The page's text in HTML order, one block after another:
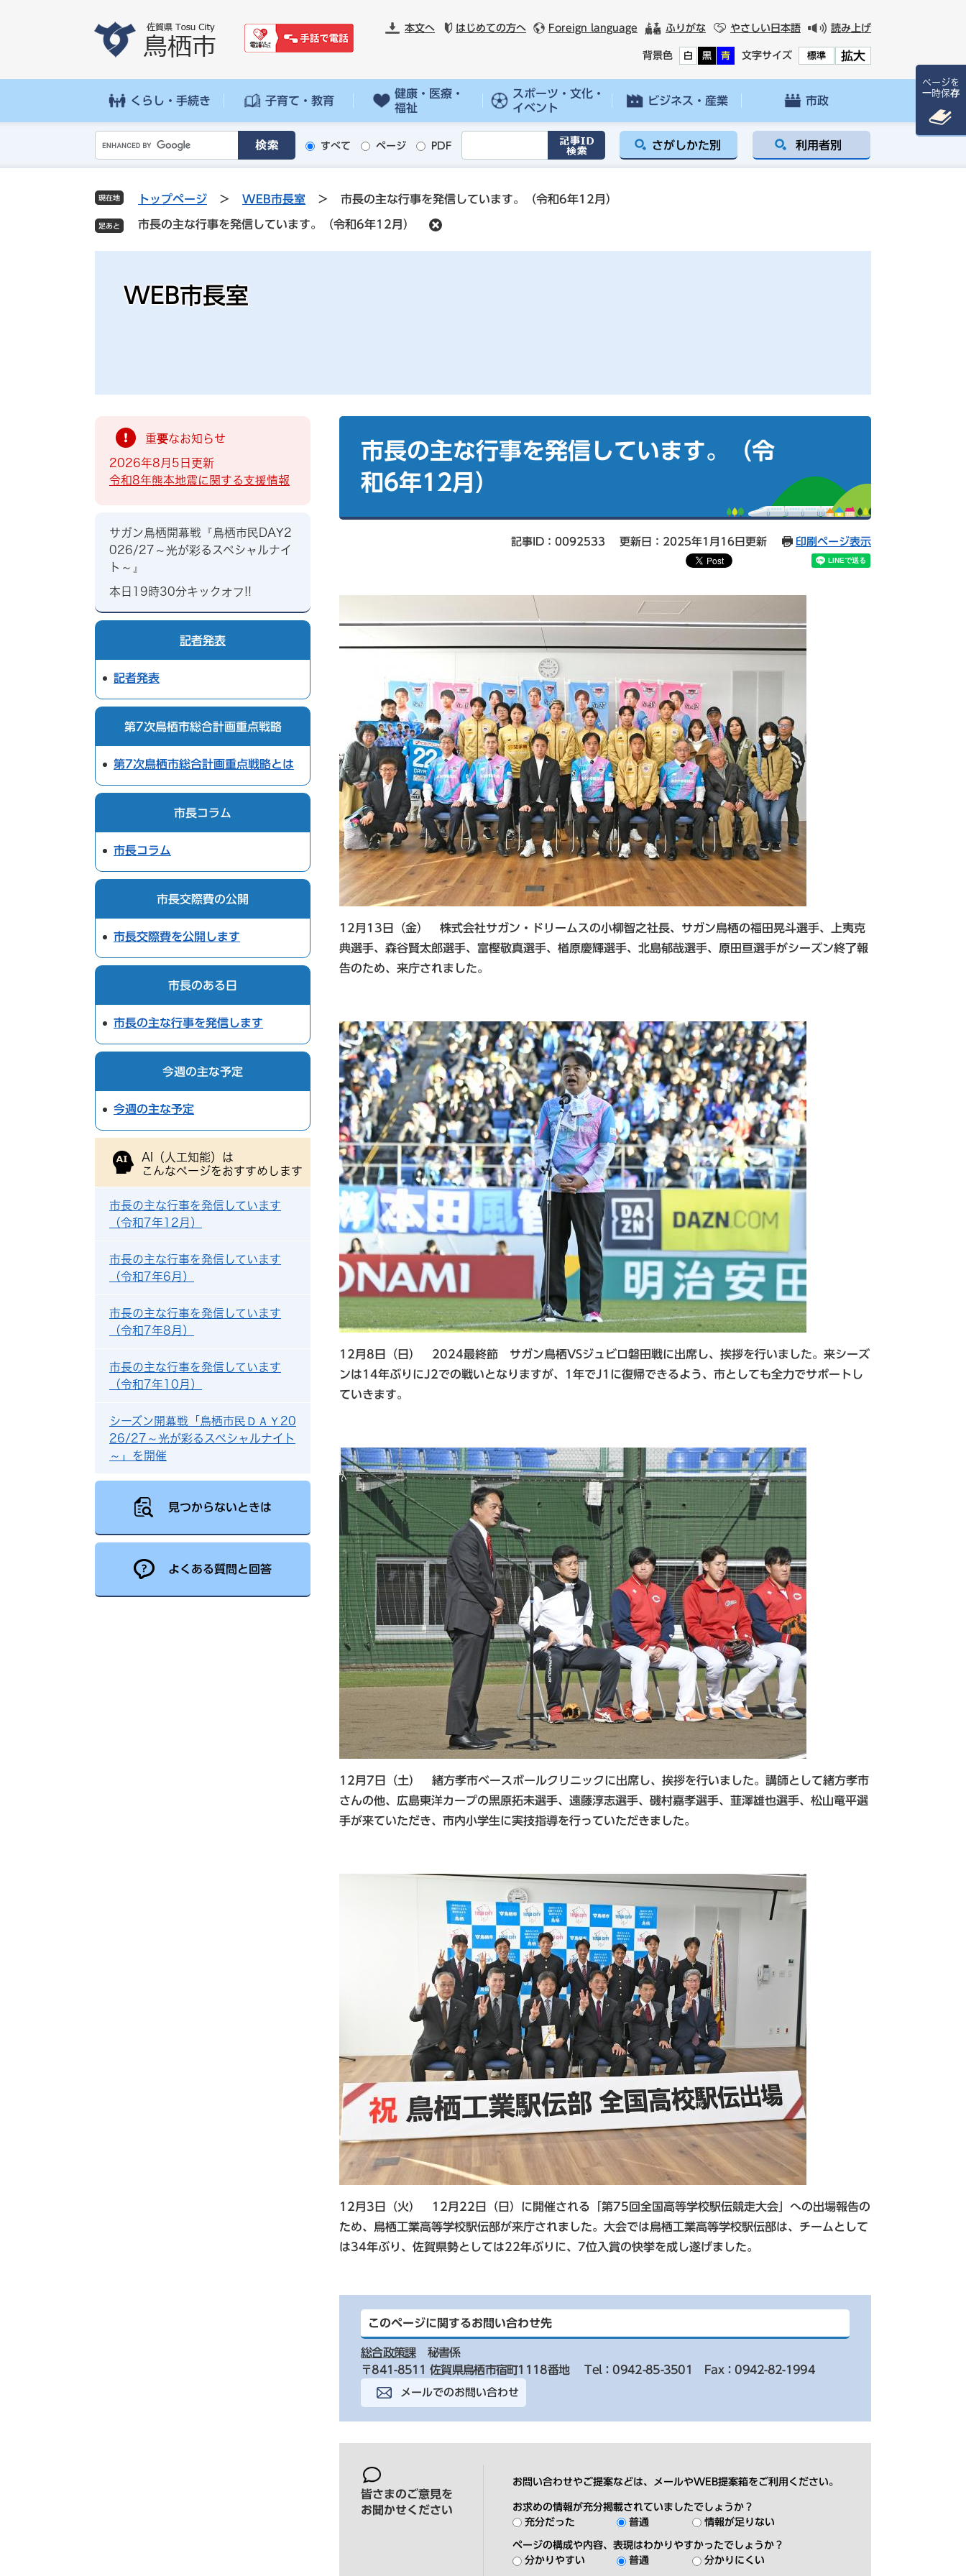
先
を
本文へ はじめての方へ Foreign language ふりがな やさしい日本語 読み上げ
背景色 白 黒 青 文字サイズ 標準 拡大
くらし・手続き 子育て・教育
健康・医療・
福祉
スポーツ・文化・
イベント
ビジネス・産業 市政
o
g
l
e
すべて ページ PDF さがしかた別 利用者別
現在地 トップページ > WEB市長室 > 市長の主な行事を発信しています。（令和6年12月）
市長の主な行事を発信しています。（令和6年12月）
WEB市長室
市長の主な行事を発信しています。（令
和6年12月）
記事ID：0092533 更新日：2025年1月16日更新 印刷ページ表示
12月13日（金） 株式会社サガン・ドリームスの小柳智之社長、サガン鳥栖の福田晃斗選手、上夷克
典選手、森谷賢太郎選手、富樫敬真選手、楢原慶輝選手、北島郁哉選手、原田亘選手がシーズン終了報
告のため、来庁されました。
12月8日（日） 2024最終節 サガン鳥栖VSジュビロ磐田戦に出席し、挨拶を行いました。来シーズ
ンは14年ぶりにJ2での戦いとなりますが、1年でJ1に復帰できるよう、市としても全力でサポートし
ていきます。
12月7日（土） 緒方孝市ベースボールクリニックに出席し、挨拶を行いました。講師として緒方孝市
さんの他、広島東洋カープの黒原拓未選手、遠藤淳志選手、磯村嘉孝選手、韮澤雄也選手、松山竜平選
手が来ていただき、市内小学生に実技指導を行っていただきました。
12月3日（火） 12月22日（日）に開催される「第75回全国高等学校駅伝競走大会」への出場報告の
ため、鳥栖工業高等学校駅伝部が来庁されました。大会では鳥栖工業高等学校駅伝部は、チームとして
は34年ぶり、佐賀県勢としては22年ぶりに、7位入賞の快挙を成し遂げました。
このページに関するお問い合わせ先
総合政策課
秘書係
〒841-8511 佐賀県鳥栖市宿町1118番地
Tel：0942-85-3501 Fax：0942-82-1994
メールでのお問い合わせ
皆さまのご意見を
お聞かせください
お問い合わせやご提案などは、メールやWEB提案箱をご利用ください。
お求めの情報が充分掲載されていましたでしょうか？
充分だった
普通 情報が足りない
ページの構成や内容、表現はわかりやすかったでしょうか？
分かりやすい
普通 分かりにくい
重要なお知らせ
2026年8月5日更新
令和8年熊本地震に関する支援情報
サガン鳥栖開幕戦『鳥栖市民DAY2
026/27～光が彩るスペシャルナイ
ト～』
本日19時30分キックオフ!!
記者発表
記者発表
第7次鳥栖市総合計画重点戦略
第7次鳥栖市総合計画重点戦略とは
市長コラム
市長コラム
市長交際費の公開
市長交際費を公開します
市長のある日
市長の主な行事を発信します
今週の主な予定
今週の主な予定
AI（人工知能）は
こんなページをおすすめします
市長の主な行事を発信しています
（令和7年12月）
市長の主な行事を発信しています
（令和7年6月）
市長の主な行事を発信しています
（令和7年8月）
市長の主な行事を発信しています
（令和7年10月）
シーズン開幕戦「鳥栖市民ＤＡＹ20
26/27～光が彩るスペシャルナイト
～」を開催
見つからないときは
よくある質問と回答
ページを
一時保存